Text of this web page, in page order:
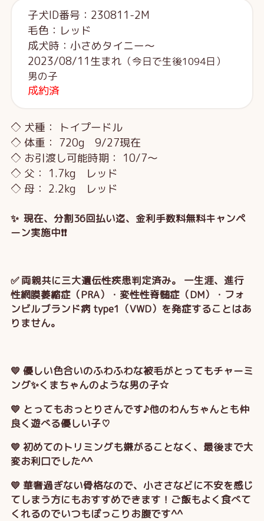
子犬ID番号：230811-2M
毛色：レッド
成犬時：小さめタイニー～
2023/08/11生まれ （今日で生後1094日）
男の子
成約済
◇ 犬種： トイプードル
◇ 体重： 720g 9/27現在
◇ お引渡し可能時期： 10/7～
◇ 父： 1.7kg レッド
◇ 母： 2.2kg レッド
✨ 現在、分割36回払い迄、金利手数料無料キャンペ
ーン実施中❗❗
✅ 両親共に三大遺伝性疾患判定済み。 一生涯、進行
性網膜萎縮症（PRA）・変性性脊髄症（DM）・フォ
ンビルブランド病 type1（VWD）を発症することはあ
りません。
💛 優しい色合いのふわふわな被毛がとってもチャーミ
ング✨くまちゃんのような男の子☆
💛 とってもおっとりさんです♪他のわんちゃんとも仲
良く遊べる優しい子♡
💛 初めてのトリミングも嫌がることなく、最後まで大
変お利口でした^^
💛 華奢過ぎない骨格なので、小ささなどに不安を感じ
てしまう方にもおすすめできます！ご飯もよく食べて
くれるのでいつもぽっこりお腹です^^